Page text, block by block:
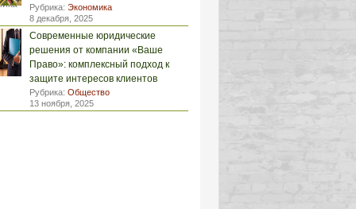
Рубрика: Экономика
8 декабря, 2025
Современные юридические
решения от компании «Ваше
Право»: комплексный подход к
защите интересов клиентов
Рубрика: Общество
13 ноября, 2025